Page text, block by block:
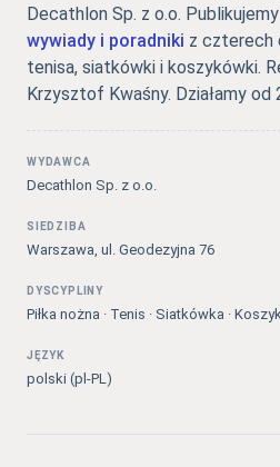
Decathlon Sp. z o.o. Publikujemy
wywiady i poradniki z czterech
tenisa, siatkówki i koszykówki.
Krzysztof Kwaśny. Działamy od
WYDAWCA
Decathlon Sp. z o.o.
SIEDZIBA
Warszawa, ul. Geodezyjna 76
DYSCYPLINY
Piłka nożna · Tenis · Siatkówka ·
JĘZYK
polski (pl-PL)